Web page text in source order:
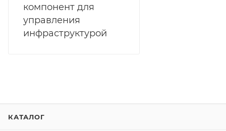
компонент для
управления
инфраструктурой
КАТАЛОГ